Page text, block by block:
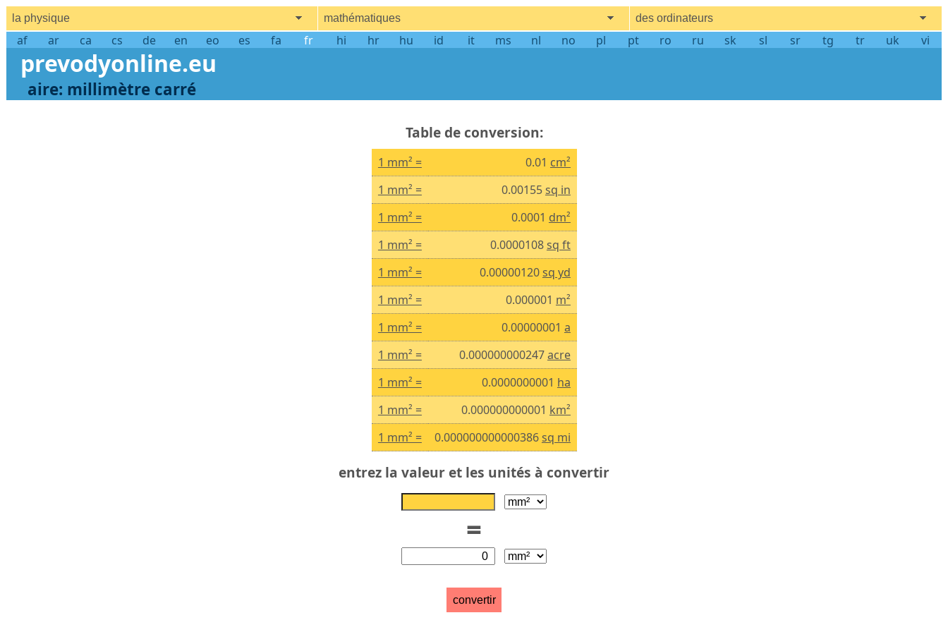
la physique mathématiques des ordinateurs
af ar ca cs de en eo es fa fr hi hr hu id it ms nl no pl pt ro ru sk sl sr tg tr uk vi
prevodyonline.eu
aire: millimètre carré
Table de conversion:
1 mm² = 0.01 cm²
1 mm² =
0.00155sq in
1 mm² =
0.0001 dm²
1 mm² =
0.0000108sq ft
1 mm² =
0.00000120sq yd
1 mm² =
0.000001 m²
1 mm² =
0.00000001 a
1 mm² =
0.000000000247acre
1 mm² =
0.0000000001 ha
1 mm² =
0.000000000001 km²
1 mm² =
0.000000000000386sq mi
entrez la valeur et les unités à convertir
=
convertir